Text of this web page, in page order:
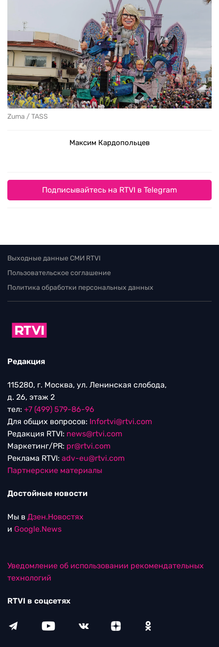
Zuma / TASS
Максим Кардопольцев
Подписывайтесь на RTVI в Telegram
Выходные данные СМИ RTVI
Пользовательское соглашение
Политика обработки персональных данных
Редакция
115280, г. Москва, ул. Ленинская слобода,
д. 26, этаж 2
тел: +7 (499) 579-86-96
Для общих вопросов: Infortvi@rtvi.com
Редакция RTVI: news@rtvi.com
Маркетинг/PR: pr@rtvi.com
Реклама RTVI: adv-eu@rtvi.com
Партнерские материалы
Достойные новости
Мы в Дзен.Новостях
и Google.News
Уведомление об использовании рекомендательных
технологий
RTVI в соцсетях